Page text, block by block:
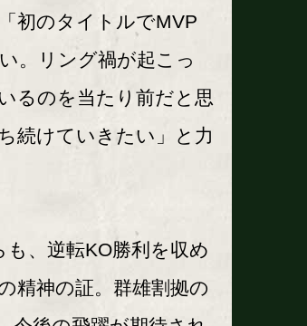
初のタイトルでMVP
。リング禍が起こっ
るのを当たり前だと思
続けていきたい」と力
、逆転KO勝利を収め
精神の証。群雄割拠の